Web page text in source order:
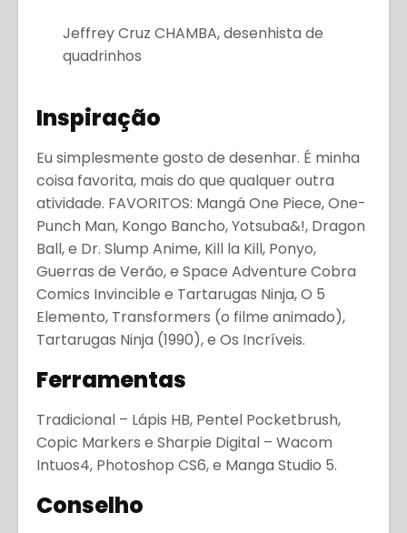
Jeffrey Cruz CHAMBA, desenhista de
quadrinhos
Inspiração
Eu simplesmente gosto de desenhar. É minha
coisa favorita, mais do que qualquer outra
atividade. FAVORITOS: Mangá One Piece, One-
Punch Man, Kongo Bancho, Yotsuba&!, Dragon
Ball, e Dr. Slump Anime, Kill la Kill, Ponyo,
Guerras de Verão, e Space Adventure Cobra
Comics Invincible e Tartarugas Ninja, O 5
Elemento, Transformers (o filme animado),
Tartarugas Ninja (1990), e Os Incríveis.
Ferramentas
Tradicional – Lápis HB, Pentel Pocketbrush,
Copic Markers e Sharpie Digital – Wacom
Intuos4, Photoshop CS6, e Manga Studio 5.
Conselho